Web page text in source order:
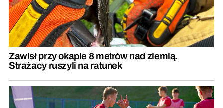
Zawisł przy okapie 8 metrów nad ziemią.
Strażacy ruszyli na ratunek